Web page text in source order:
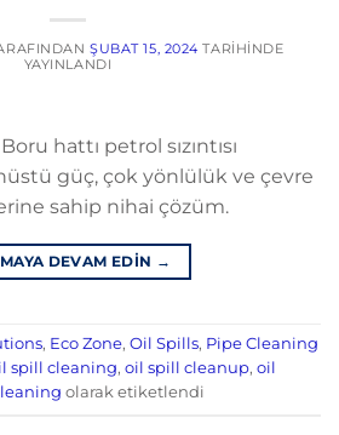
ŞUBAT 15, 2024 TARIHINDE
YAYINLANDI
hattı petrol sızıntısı
güç, çok yönlülük ve çevre
sahip nihai çözüm.
DEVAM EDIN →
, Eco Zone, Oil Spills, Pipe Cleaning
spill cleaning, oil spill cleanup, oil
olarak etiketlendi